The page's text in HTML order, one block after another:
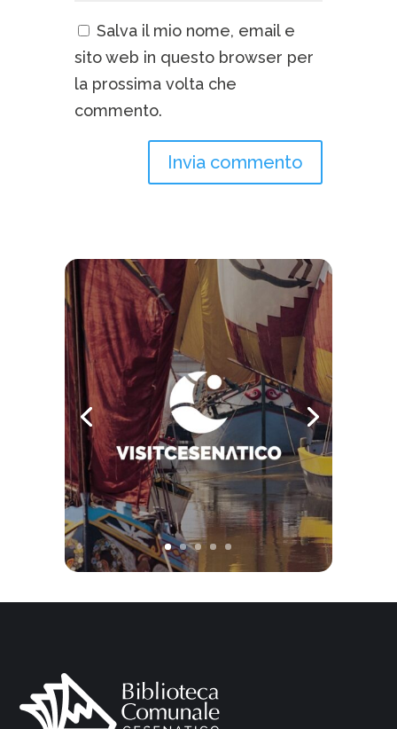
Salva il mio nome, email e
sito web in questo browser per
la prossima volta che
commento.